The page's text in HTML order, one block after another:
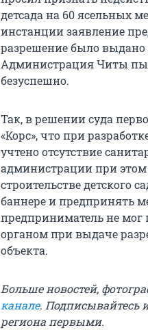
детсада на 60 ясельных
инстанции заявление
разрешение было выдано
Администрация Читы
безуспешно.
Так, в решении суда
«Корс», что при
учтено отсутствие
администрации при
строительстве детского
баннере и предпринять
предприниматель не мог
органом при выдаче
объекта.
Больше новостей,
канале. Подписывайтесь
региона первыми.